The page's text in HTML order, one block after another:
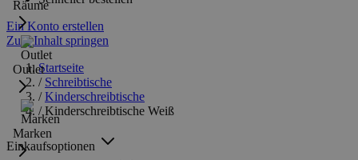
Räume
Outlet
Marken
Ein Konto erstellen
Zum Inhalt springen
Startseite
/ Schreibtische
/ Kinderschreibtische
/ Kinderschreibtische Weiß
Einkaufsoptionen